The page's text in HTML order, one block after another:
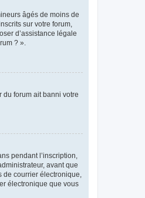
âgés de moins de
sur votre forum,
d’assistance légale
? ».
du forum ait banni votre
pendant l’inscription,
avant que
courrier électronique,
électronique que vous